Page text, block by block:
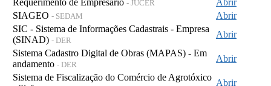
Requerimento de Empresário - JUCER
Abrir
SIAGEO - SEDAM
Abrir
SIC - Sistema de Informações Cadastrais - Empresa
(SINAD) - DER
Abrir
Sistema Cadastro Digital de Obras (MAPAS) - Em
andamento - DER
Abrir
Sistema de Fiscalização do Comércio de Agrotóxico
Abrir